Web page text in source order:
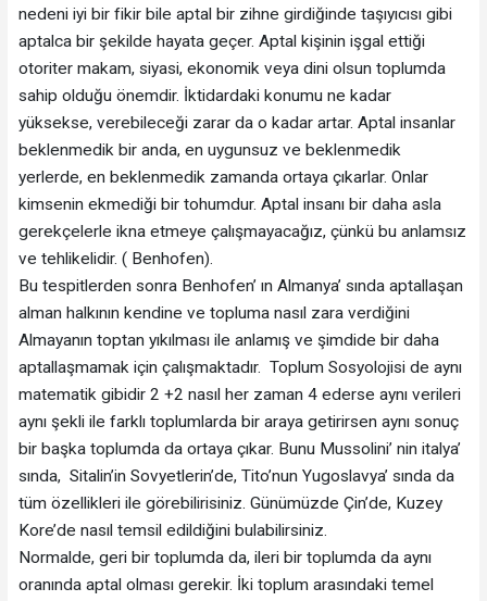
nedeni iyi bir fikir bile aptal bir zihne girdiğinde taşıyıcısı gibi
aptalca bir şekilde hayata geçer. Aptal kişinin işgal ettiği
otoriter makam, siyasi, ekonomik veya dini olsun toplumda
sahip olduğu önemdir. İktidardaki konumu ne kadar
yüksekse, verebileceği zarar da o kadar artar. Aptal insanlar
beklenmedik bir anda, en uygunsuz ve beklenmedik
yerlerde, en beklenmedik zamanda ortaya çıkarlar. Onlar
kimsenin ekmediği bir tohumdur. Aptal insanı bir daha asla
gerekçelerle ikna etmeye çalışmayacağız, çünkü bu anlamsız
ve tehlikelidir. ( Benhofen).
Bu tespitlerden sonra Benhofen’ ın Almanya’ sında aptallaşan
alman halkının kendine ve topluma nasıl zara verdiğini
Almayanın toptan yıkılması ile anlamış ve şimdide bir daha
aptallaşmamak için çalışmaktadır. Toplum Sosyolojisi de aynı
matematik gibidir 2 +2 nasıl her zaman 4 ederse aynı verileri
aynı şekli ile farklı toplumlarda bir araya getirirsen aynı sonuç
bir başka toplumda da ortaya çıkar. Bunu Mussolini’ nin italya’
sında, Sitalin’in Sovyetlerin’de, Tito’nun Yugoslavya’ sında da
tüm özellikleri ile görebilirisiniz. Günümüzde Çin’de, Kuzey
Kore’de nasıl temsil edildiğini bulabilirsiniz.
Normalde, geri bir toplumda da, ileri bir toplumda da aynı
oranında aptal olması gerekir. İki toplum arasındaki temel